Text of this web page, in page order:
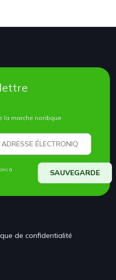
la marche nordique
à
SAUVEGARDE
de confidentialité